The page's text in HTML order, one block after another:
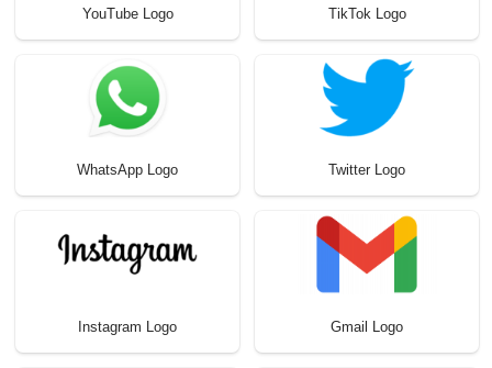
YouTube Logo TikTok Logo
WhatsApp Logo Twitter Logo
Instagram Logo Gmail Logo